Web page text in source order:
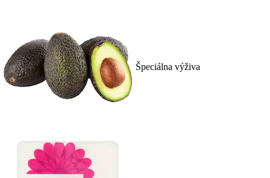
Špeciálna výživa